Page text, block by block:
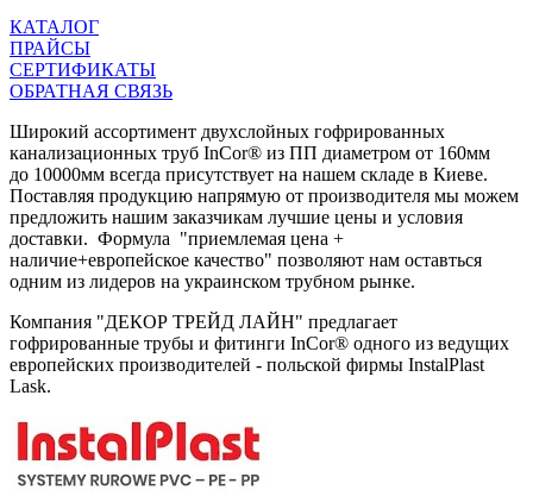
КАТАЛОГ
ПРАЙСЫ
СЕРТИФИКАТЫ
ОБРАТНАЯ СВЯЗЬ
Широкий ассортимент двухслойных гофрированных
канализационных труб InCor® из ПП диаметром от 160мм
до 10000мм всегда присутствует на нашем складе в Киеве.
Поставляя продукцию напрямую от производителя мы можем
предложить нашим заказчикам лучшие цены и условия
доставки. Формула "приемлемая цена +
наличие+европейское качество" позволяют нам оставться
одним из лидеров на украинском трубном рынке.
Компания "ДЕКОР ТРЕЙД ЛАЙН" предлагает
гофрированные трубы и фитинги InCor® одного из ведущих
европейских производителей - польской фирмы InstalPlast
Lask.